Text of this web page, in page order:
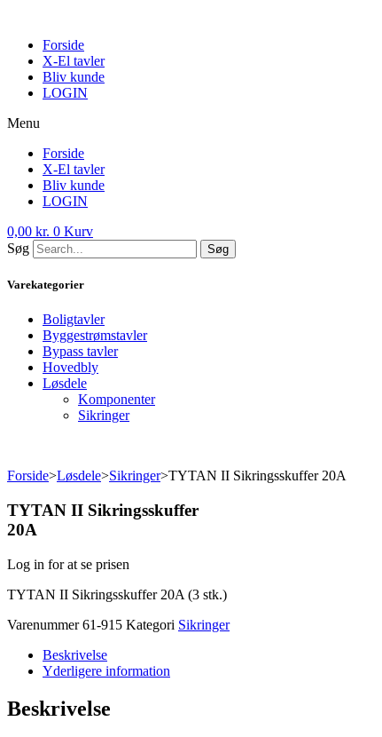
contentForside
X-El tavler
Bliv kunde
LOGIN
Menu
Forside
X-El tavler
Bliv kunde
LOGIN
0,00 kr. 0 Kurv
Søg
Søg
Varekategorier
Boligtavler
Byggestrømstavler
Bypass tavler
Hovedbly
Løsdele
Komponenter
Sikringer
Forside>Løsdele>Sikringer>TYTAN II Sikringsskuffer 20A
TYTAN II Sikringsskuffer
20A
Log in for at se prisen
TYTAN II Sikringsskuffer 20A (3 stk.)
Varenummer61-915 Kategori Sikringer
Beskrivelse
Yderligere information
Beskrivelse